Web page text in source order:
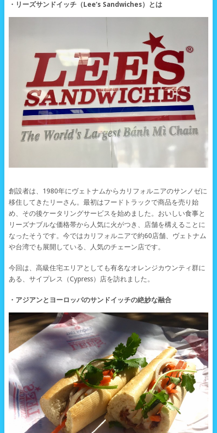
・リーズサンドイッチ（Lee’s Sandwiches）とは
創設者は、1980年にヴェトナムからカリフォルニアのサンノゼに
移住してきたリーさん。最初はフードトラックで商品を売り始
め、その後ケータリングサービスを始めました。おいしい食事と
リーズナブルな価格帯から人気に火がつき、店舗を構えることに
なったそうです。今ではカリフォルニアで約60店舗、ヴェトナム
や台湾でも展開している、人気のチェーン店です。
今回は、高級住宅エリアとしても有名なオレンジカウンティ群に
ある、サイプレス（Cypress）店を訪れました。
・アジアンとヨーロッパのサンドイッチの絶妙な融合